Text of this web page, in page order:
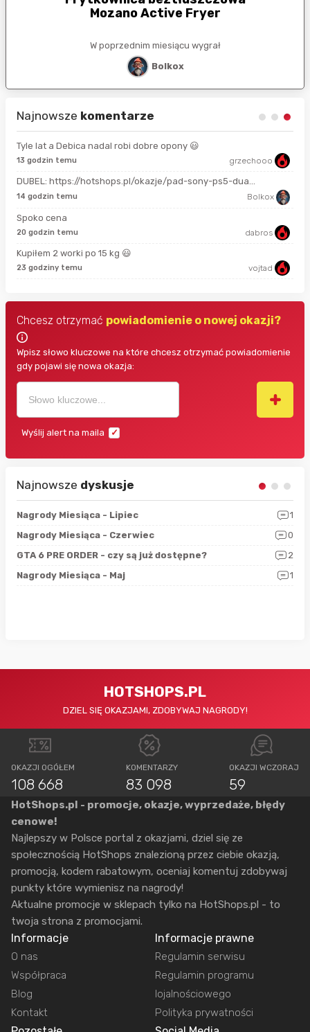
Mozano Active Fryer
W poprzednim miesiącu wygrał
Bolkox
Najnowsze komentarze
Tyle lat a Debica nadal robi dobre opony 😃
13 godzin temu grzechooo
DUBEL: https://hotshops.pl/okazje/pad-sony-ps5-dua...
14 godzin temu Bolkox
Spoko cena
20 godzin temu dabros
Kupiłem 2 worki po 15 kg 😃
23 godziny temu vojtad
Chcesz otrzymać powiadomienie o nowej okazji?
Wpisz słowo kluczowe na które chcesz otrzymać powiadomienie
gdy pojawi się nowa okazja:
Wyślij alert na maila
Najnowsze dyskusje
Nagrody Miesiąca - Lipiec
1
Nagrody Miesiąca - Czerwiec
0
GTA 6 PRE ORDER - czy są już dostępne?
2
Nagrody Miesiąca - Maj
1
HOTSHOPS.PL
DZIEL SIĘ OKAZJAMI, ZDOBYWAJ NAGRODY!
OKAZJI OGÓŁEM
108 668
KOMENTARZY
83 098
OKAZJI WCZORAJ
59
HotShops.pl - promocje, okazje, wyprzedaże, błędy
cenowe!
Najlepszy w Polsce portal z okazjami, dziel się ze
społecznością HotShops znalezioną przez ciebie okazją,
promocją, kodem rabatowym, oceniaj komentuj zdobywaj
punkty które wymienisz na nagrody!
Aktualne promocje w sklepach tylko na HotShops.pl - to
twoja strona z promocjami.
Informacje
O nas
Współpraca
Blog
Kontakt
Informacje prawne
Regulamin serwisu
Regulamin programu
lojalnościowego
Polityka prywatności